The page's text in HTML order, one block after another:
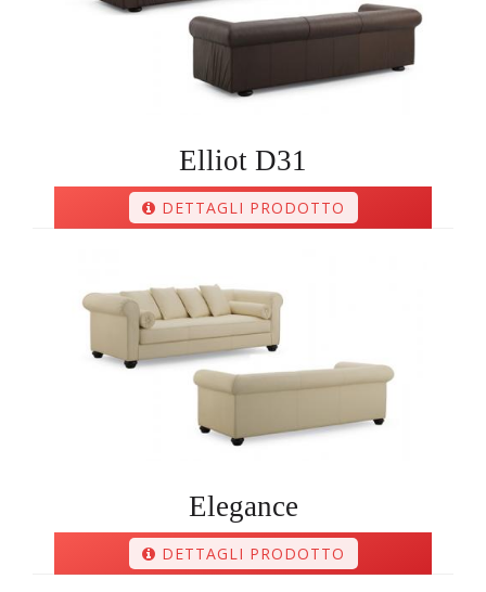
Elliot D31
DETTAGLI PRODOTTO
Elegance
DETTAGLI PRODOTTO